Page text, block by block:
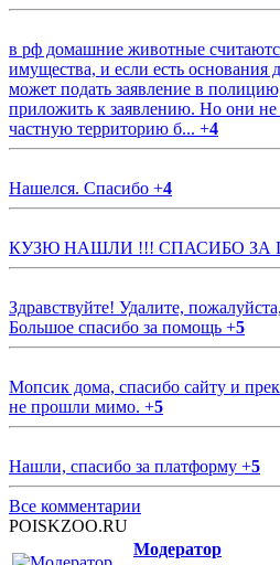
в рф домашние животные
имущества, и если есть основания
может подать заявление в
приложить к заявлению. Но они не
частную территорию б... +4
Нашелся. Спасибо +4
КУЗЮ НАШЛИ !!! СПАСИБО ЗА
Здравствуйте! Удалите,
Большое спасибо за помощь +5
Мопсик дома, спасибо сайту и
не прошли мимо. +5
Нашли, спасибо за платформу +5
Все комментарии
POISKZOO.RU
Модератор